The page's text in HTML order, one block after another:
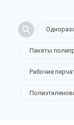
Пакеты
Рабочие